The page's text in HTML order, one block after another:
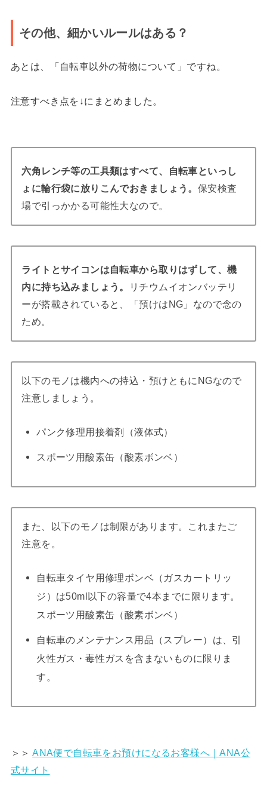
その他、細かいルールはある？
あとは、「自転車以外の荷物について」ですね。
注意すべき点を↓にまとめました。
六角レンチ等の工具類はすべて、自転車といっし
ょに輪行袋に放りこんでおきましょう。 保安検査
場で引っかかる可能性大なので。
ライトとサイコンは自転車から取りはずして、機
内に持ち込みましょう。
リチウムイオンバッテリ
ーが搭載されていると、「預けはNG」なので念の
ため。
以下のモノは機内への持込・預けともにNGなので
注意しましょう。
パンク修理用接着剤（液体式）
スポーツ用酸素缶（酸素ボンベ）
また、以下のモノは制限があります。これまたご
注意を。
自転車タイヤ用修理ボンベ（ガスカートリッ
ジ）は50ml以下の容量で4本までに限ります。
スポーツ用酸素缶（酸素ボンベ）
自転車のメンテナンス用品（スプレー）は、引
火性ガス・毒性ガスを含まないものに限りま
す。
＞＞ANA便で自転車をお預けになるお客様へ｜ANA公
式サイト